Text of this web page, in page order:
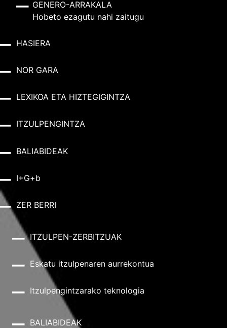
GENERO-ARRAKALA
Hobeto ezagutu nahi zaitugu
HASIERA
NOR GARA
LEXIKOA ETA HIZTEGIGINTZA
ITZULPENGINTZA
BALIABIDEAK
I+G+b
ZER BERRI
ITZULPEN-ZERBITZUAK
Eskatu itzulpenaren aurrekontua
Itzulpengintzarako teknologia
BALIABIDEAK